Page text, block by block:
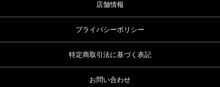
店舗情報
プライバシーポリシー
特定商取引法に基づく表記
お問い合わせ